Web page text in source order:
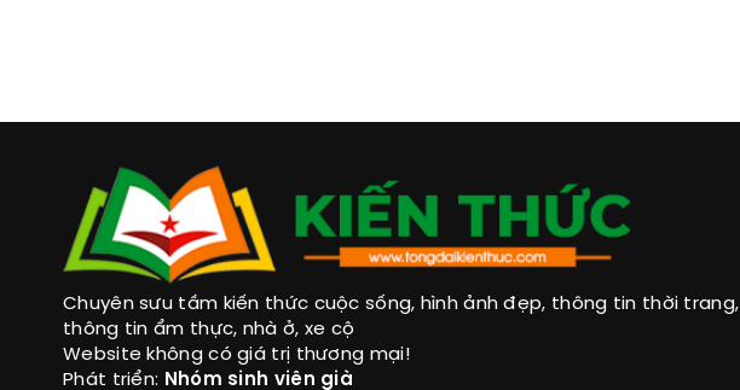
Chuyên sưu tầm kiến thức cuộc sống, hình ảnh đẹp, thông tin thời trang,
thông tin ẩm thực, nhà ở, xe cộ
Website không có giá trị thương mại!
Phát triển: Nhóm sinh viên già